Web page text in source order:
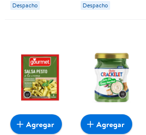
Despacho Despacho
Agregar Agregar